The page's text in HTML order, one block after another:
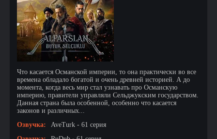
Что касается Османской империи, то она практически во все
времена обладало богатой и очень древней историей. А до
момента, когда весь мир стал узнавать про Османскую
империю, правители управляли Сельджукским государством.
Данная страна была особенной, особенно что касается
законов и различных...
Озвучка:
AveTurk - 61 серия